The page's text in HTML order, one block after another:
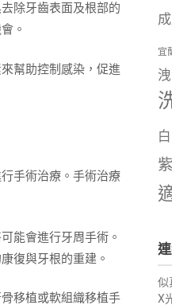
除牙齒表面及根部的
。
幫助控制感染，促進
手術治療。手術治療
能會進行牙周手術。
復與牙根的重建。
移植或軟組織移植手
宜
白
似
X